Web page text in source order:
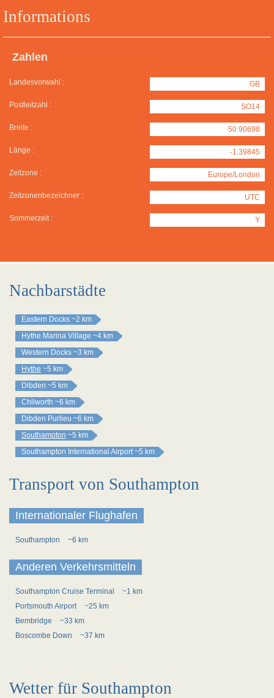
Informations
Zahlen
Landesvorwahl : GB
Postleitzahl : SO14
Breite : 50.90698
Länge : -1.39845
Zeitzone : Europe/London
Zeitzonenbezeichner : UTC
Sommerzeit : Y
Nachbarstädte
Eastern Docks ~2 km
Hythe Marina Village ~4 km
Western Docks ~3 km
Hythe ~5 km
Dibden ~5 km
Chilworth ~6 km
Dibden Purlieu ~6 km
Southampton ~5 km
Southampton International Airport ~5 km
Transport von Southampton
Internationaler Flughafen
Southampton ~6 km
Anderen Verkehrsmitteln
Southampton Cruise Terminal
~1 km
Portsmouth Airport
~25 km
Bembridge
~33 km
Boscombe Down
~37 km
Wetter für Southampton